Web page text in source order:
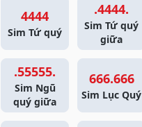
4444
Sim Tứ quý
.4444.
Sim Tứ quý
giữa
.55555.
Sim Ngũ
quý giữa
666.666
Sim Lục Quý